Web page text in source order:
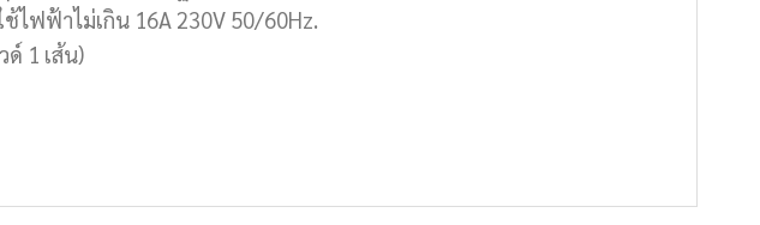
ไฟฟ้าไม่เกิน 16A 230V 50/60Hz.
ด์ 1 เส้น)